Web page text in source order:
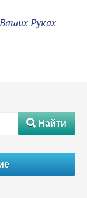
Руках
#Найти